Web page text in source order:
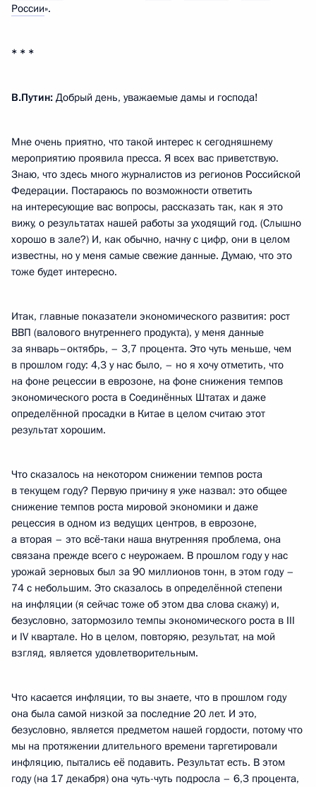
России».
* * *
В.Путин: Добрый день, уважаемые дамы и господа!
Мне очень приятно, что такой интерес к сегодняшнему
мероприятию проявила пресса. Я всех вас приветствую.
Знаю, что здесь много журналистов из регионов Российской
Федерации. Постараюсь по возможности ответить
на интересующие вас вопросы, рассказать так, как я это
вижу, о результатах нашей работы за уходящий год. (Слышно
хорошо в зале?) И, как обычно, начну с цифр, они в целом
известны, но у меня самые свежие данные. Думаю, что это
тоже будет интересно.
Итак, главные показатели экономического развития: рост
ВВП (валового внутреннего продукта), у меня данные
за январь–октябрь, – 3,7 процента. Это чуть меньше, чем
в прошлом году: 4,3 у нас было, – но я хочу отметить, что
на фоне рецессии в еврозоне, на фоне снижения темпов
экономического роста в Соединённых Штатах и даже
определённой просадки в Китае в целом считаю этот
результат хорошим.
Что сказалось на некотором снижении темпов роста
в текущем году? Первую причину я уже назвал: это общее
снижение темпов роста мировой экономики и даже
рецессия в одном из ведущих центров, в еврозоне,
а вторая – это всё‑таки наша внутренняя проблема, она
связана прежде всего с неурожаем. В прошлом году у нас
урожай зерновых был за 90 миллионов тонн, в этом году –
74 с небольшим. Это сказалось в определённой степени
на инфляции (я сейчас тоже об этом два слова скажу) и,
безусловно, затормозило темпы экономического роста в III
и IV квартале. Но в целом, повторяю, результат, на мой
взгляд, является удовлетворительным.
Что касается инфляции, то вы знаете, что в прошлом году
она была самой низкой за последние 20 лет. И это,
безусловно, является предметом нашей гордости, потому что
мы на протяжении длительного времени таргетировали
инфляцию, пытались её подавить. Результат есть. В этом
году (на 17 декабря) она чуть-чуть подросла – 6,3 процента,